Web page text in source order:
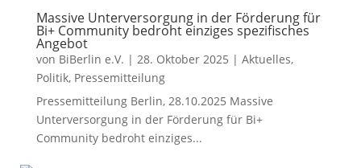
Massive Unterversorgung in der Förderung für
Bi+ Community bedroht einziges spezifisches
Angebot
von BiBerlin e.V. | 28. Oktober 2025 | Aktuelles,
Politik, Pressemitteilung
Pressemitteilung Berlin, 28.10.2025 Massive
Unterversorgung in der Förderung für Bi+
Community bedroht einziges...